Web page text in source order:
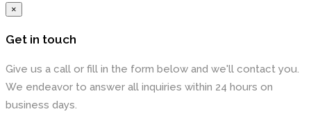
×
Get in touch
Give us a call or fill in the form below and we'll contact you.
We endeavor to answer all inquiries within 24 hours on
business days.